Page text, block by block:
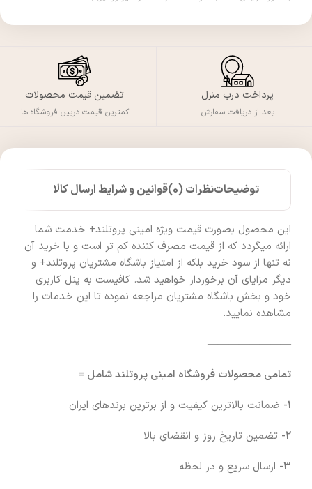
پرداخت درب منزل
بعد از دریافت سفارش
تضمین قیمت محصولات
کمترین قیمت دربین فروشگاه ها
توضیحاتنظرات (0) قوانین و شرایط ارسال کالا
این محصول بصورت قیمت ویژه امینی پروتلند+ خدمت شما
ارائه میگردد که از قیمت مصرف کننده کم تر است و با خرید آن
نه تنها از سود خرید بلکه از امتیاز باشگاه مشتریان پروتلند+ و
دیگر مزایای آن برخوردار خواهید شد. کافیست به پنل کاربری
خود و بخش باشگاه مشتریان مراجعه نموده تا این خدمات را
مشاهده نمایید.
————————
تمامی محصولات فروشگاه امینی پروتلند شامل =
1- ضمانت بالاترین کیفیت و از برترین برندهای ایران
2- تضمین تاریخ روز و انقضای بالا
3- ارسال سریع و در لحظه